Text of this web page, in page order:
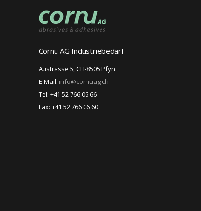
Cornu AG Industriebedarf
Austrasse 5, CH-8505 Pfyn
E-Mail: info@cornuag.ch
Tel: +41 52 766 06 66
Fax: +41 52 766 06 60